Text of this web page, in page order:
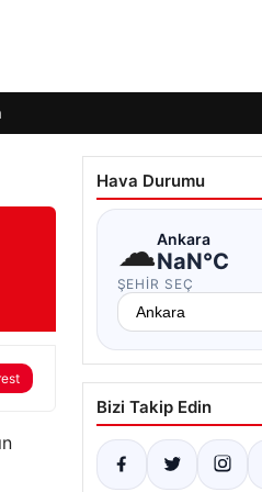
Hava Durumu
☁Ankara
NaN°C
ŞEHIR SEÇ
Bizi Takip Edin